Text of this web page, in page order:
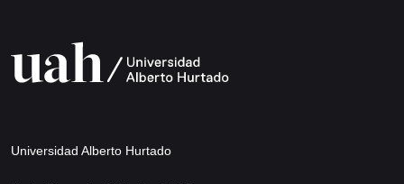
Universidad Alberto Hurtado